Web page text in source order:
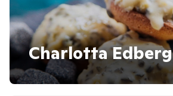
Charlotta Edberg
30 min